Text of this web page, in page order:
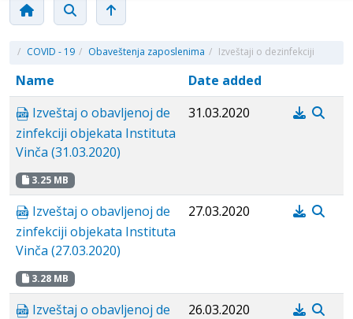
/ COVID - 19 / Obaveštenja zaposlenima / Izveštaji o dezinfekciji
Name
Date added
Izveštaj o obavljenoj de
zinfekciji objekata Instituta
Vinča (31.03.2020)
3.25 MB
31.03.2020
Izveštaj o obavljenoj de
zinfekciji objekata Instituta
Vinča (27.03.2020)
3.28 MB
27.03.2020
Izveštaj o obavljenoj de
26.03.2020